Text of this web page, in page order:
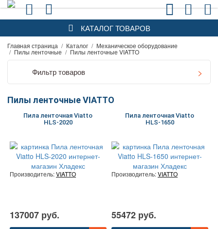
КАТАЛОГ ТОВАРОВ
Главная страница / Каталог / Механическое оборудование
/ Пилы ленточные / Пилы ленточные VIATTO
Фильтр товаров
Пилы ленточные VIATTO
Пила ленточная Viatto
HLS-2020
Производитель:VIATTO
137007 руб.
Пила ленточная Viatto
HLS-1650
Производитель:VIATTO
55472 руб.